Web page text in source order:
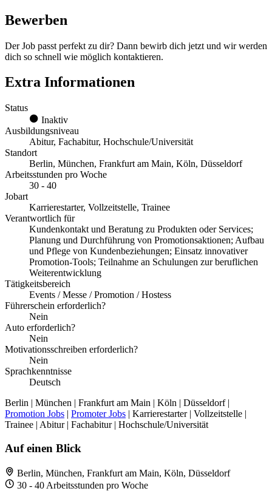
Bewerben
Der Job passt perfekt zu dir? Dann bewirb dich jetzt und wir werden
dich so schnell wie möglich kontaktieren.
Extra Informationen
Status
Inaktiv
Ausbildungsniveau
Abitur, Fachabitur, Hochschule/Universität
Standort
Berlin, München, Frankfurt am Main, Köln, Düsseldorf
Arbeitsstunden pro Woche
30 - 40
Jobart
Karrierestarter, Vollzeitstelle, Trainee
Verantwortlich für
Kundenkontakt und Beratung zu Produkten oder Services;
Planung und Durchführung von Promotionsaktionen; Aufbau
und Pflege von Kundenbeziehungen; Einsatz innovativer
Promotion-Tools; Teilnahme an Schulungen zur beruflichen
Weiterentwicklung
Tätigkeitsbereich
Events / Messe / Promotion / Hostess
Führerschein erforderlich?
Nein
Auto erforderlich?
Nein
Motivationsschreiben erforderlich?
Nein
Sprachkenntnisse
Deutsch
Berlin | München | Frankfurt am Main | Köln | Düsseldorf |
Promotion Jobs | Promoter Jobs | Karrierestarter | Vollzeitstelle |
Trainee | Abitur | Fachabitur | Hochschule/Universität
Auf einen Blick
Berlin, München, Frankfurt am Main, Köln, Düsseldorf
30 - 40 Arbeitsstunden pro Woche